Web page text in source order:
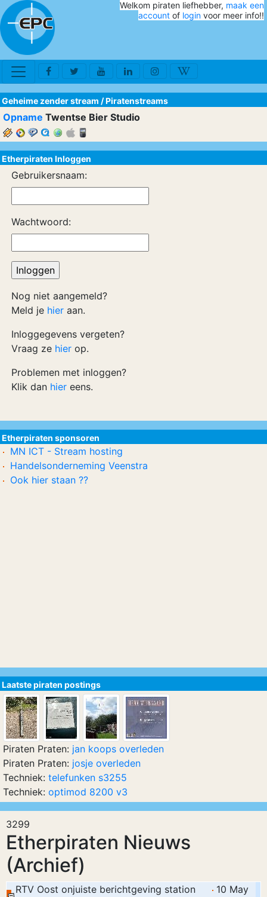
Welkom piraten liefhebber, maak een
account of login voor meer info!!
3299
Etherpiraten Nieuws
(Archief)
RTV Oost onjuiste berichtgeving station
10 May
Geheime zender stream /Piratenstreams
Opname Twentse Bier Studio
Etherpiraten Inloggen
Gebruikersnaam:
Wachtwoord:
Nog niet aangemeld?
Meld je hier aan.
Inloggegevens vergeten?
Vraag ze hier op.
Problemen met inloggen?
Klik dan hier eens.
Etherpiraten sponsoren
MN ICT - Stream hosting
Handelsonderneming Veenstra
Ook hier staan ??
Laatste piraten postings
Piraten Praten: jan koops overleden
Piraten Praten: josje overleden
Techniek: telefunken s3255
Techniek: optimod 8200 v3